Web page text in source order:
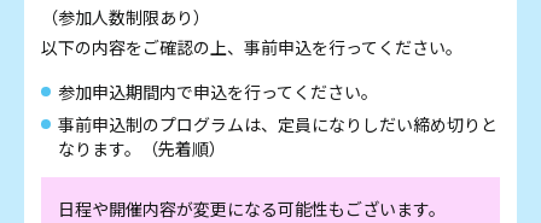
（参加人数制限あり）
以下の内容をご確認の上、事前申込を行ってください。
参加申込期間内で申込を行ってください。
事前申込制のプログラムは、定員になりしだい締め切りと
なります。（先着順）
日程や開催内容が変更になる可能性もございます。